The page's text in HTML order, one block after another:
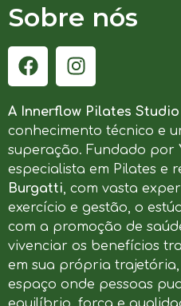
Sobre nós
A Innerflow Pilates Studio
conhecimento técnico e
superação. Fundado por
especialista em Pilates e
Burgatti, com vasta
exercício e gestão, o
com a promoção de
vivenciar os benefícios
em sua própria
espaço onde pessoas